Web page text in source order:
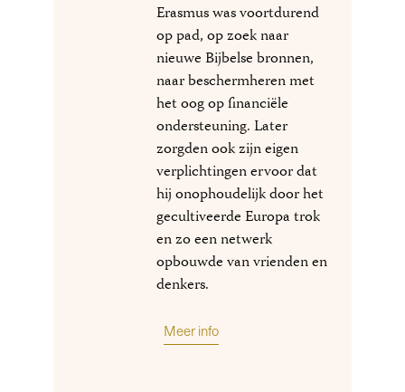
Erasmus was voortdurend
op pad, op zoek naar
nieuwe Bijbelse bronnen,
naar beschermheren met
het oog op financiële
ondersteuning. Later
zorgden ook zijn eigen
verplichtingen ervoor dat
hij onophoudelijk door het
gecultiveerde Europa trok
en zo een netwerk
opbouwde van vrienden en
denkers.
Meer info